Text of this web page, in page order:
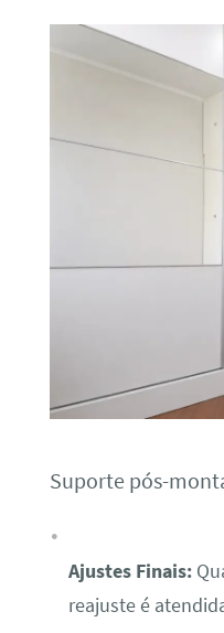
Suporte pós-
Ajustes Finais:
reajuste é